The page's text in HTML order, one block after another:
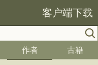
客户端下载
作者 古籍